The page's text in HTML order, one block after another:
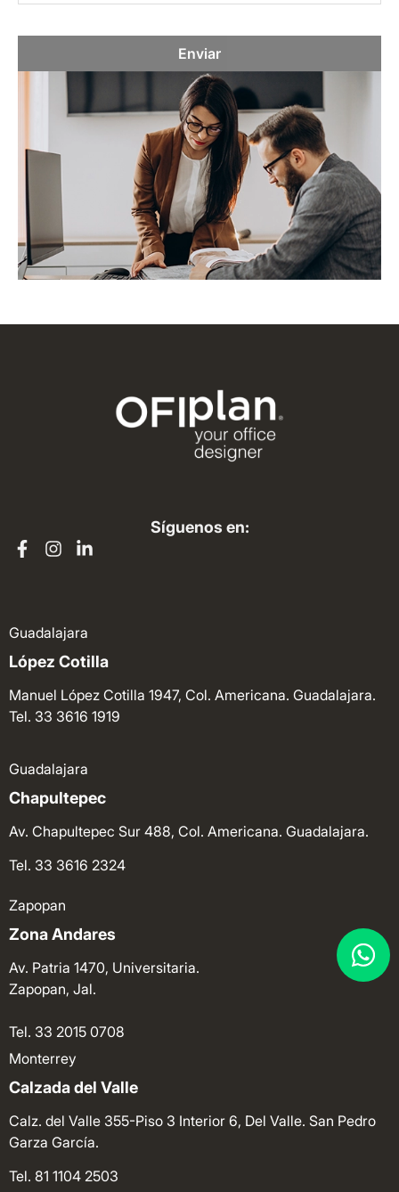
Enviar
Síguenos en:
Guadalajara
López Cotilla
Manuel López Cotilla 1947, Col. Americana. Guadalajara.
Tel. 33 3616 1919
Guadalajara
Chapultepec
Av. Chapultepec Sur 488, Col. Americana. Guadalajara.
Tel. 33 3616 2324
Zapopan
Zona Andares
Av. Patria 1470, Universitaria.
Zapopan, Jal.
Tel. 33 2015 0708
Monterrey
Calzada del Valle
Calz. del Valle 355-Piso 3 Interior 6, Del Valle. San Pedro
Garza García.
Tel. 81 1104 2503